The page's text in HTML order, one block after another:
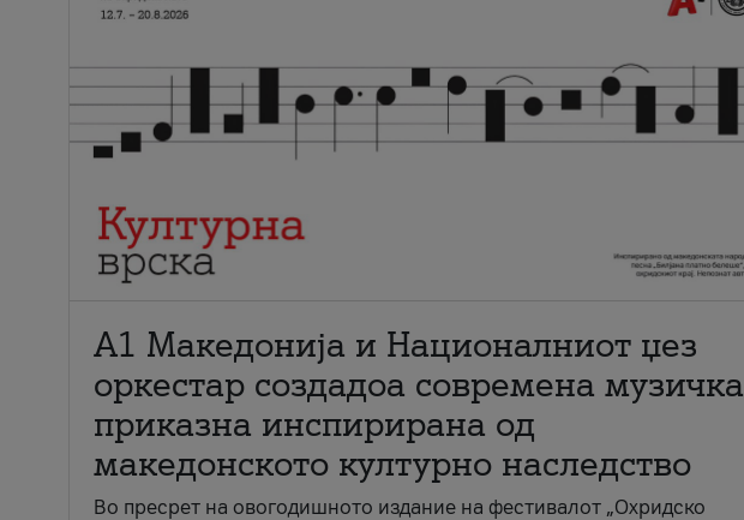
А1 Македонија и Националниот џез
оркестар создадоа современа музичка
приказна инспирирана од
македонското културно наследство
Во пресрет на овогодишното издание на фестивалот „Охридско